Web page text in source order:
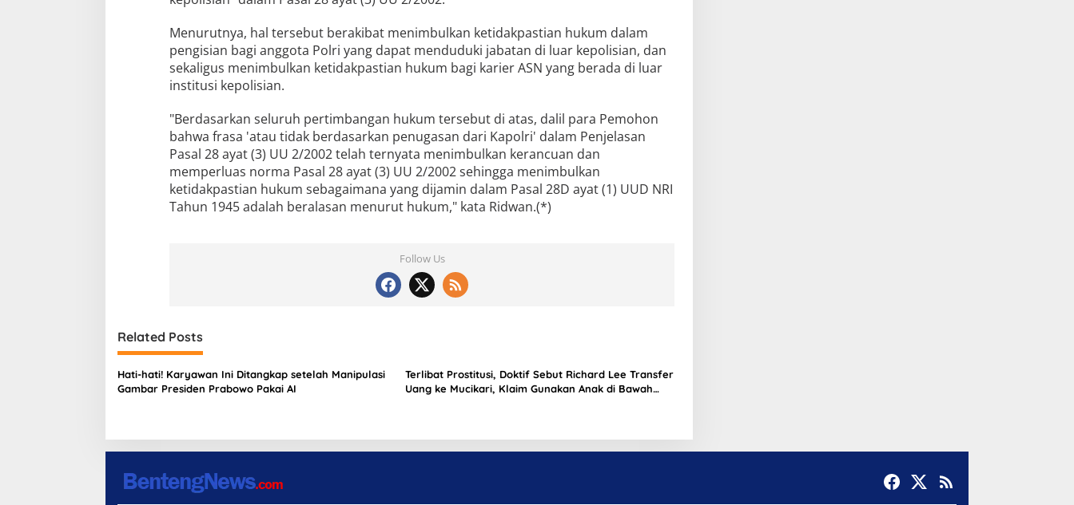
Menurutnya, hal tersebut berakibat menimbulkan ketidakpastian hukum dalam
pengisian bagi anggota Polri yang dapat menduduki jabatan di luar kepolisian, dan
sekaligus menimbulkan ketidakpastian hukum bagi karier ASN yang berada di luar
institusi kepolisian.
"Berdasarkan seluruh pertimbangan hukum tersebut di atas, dalil para Pemohon
bahwa frasa 'atau tidak berdasarkan penugasan dari Kapolri' dalam Penjelasan
Pasal 28 ayat (3) UU 2/2002 telah ternyata menimbulkan kerancuan dan
memperluas norma Pasal 28 ayat (3) UU 2/2002 sehingga menimbulkan
ketidakpastian hukum sebagaimana yang dijamin dalam Pasal 28D ayat (1) UUD NRI
Tahun 1945 adalah beralasan menurut hukum," kata Ridwan.(*)
Follow Us
Related Posts
Hati-hati! Karyawan Ini Ditangkap setelah Manipulasi
Gambar Presiden Prabowo Pakai AI
Terlibat Prostitusi, Doktif Sebut Richard Lee Transfer
Uang ke Mucikari, Klaim Gunakan Anak di Bawah